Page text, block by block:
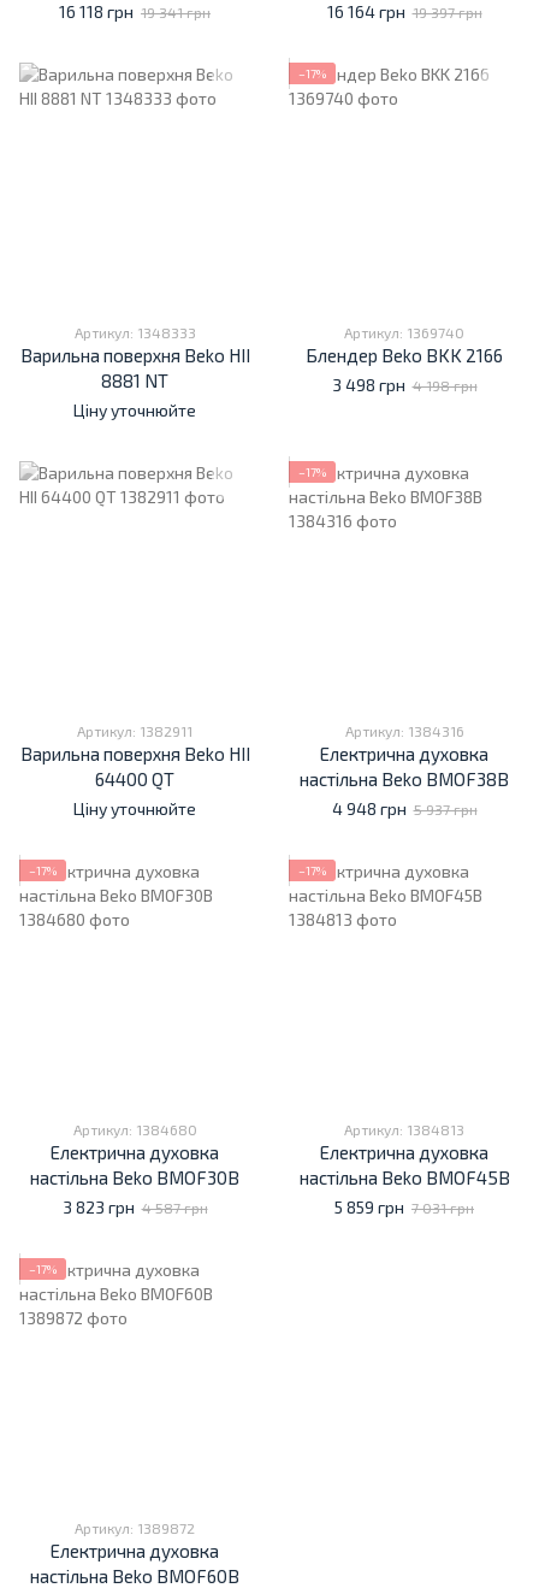
16 118 грн 19 341 грн 16 164 грн 19 397 грн
Артикул: 1348333
Варильна поверхня Beko HII
8881 NT
Ціну уточнюйте
−17%
Артикул: 1369740
Блендер Beko BKK 2166
3 498 грн 4 198 грн
Артикул: 1382911
Варильна поверхня Beko HII
64400 QT
Ціну уточнюйте
−17%
Артикул: 1384316
Електрична духовка
настільна Beko BMOF38B
4 948 грн 5 937 грн
−17%
Артикул: 1384680
Електрична духовка
настільна Beko BMOF30B
3 823 грн 4 587 грн
−17%
Артикул: 1384813
Електрична духовка
настільна Beko BMOF45B
5 859 грн 7 031 грн
−17%
Артикул: 1389872
Електрична духовка
настільна Beko BMOF60B